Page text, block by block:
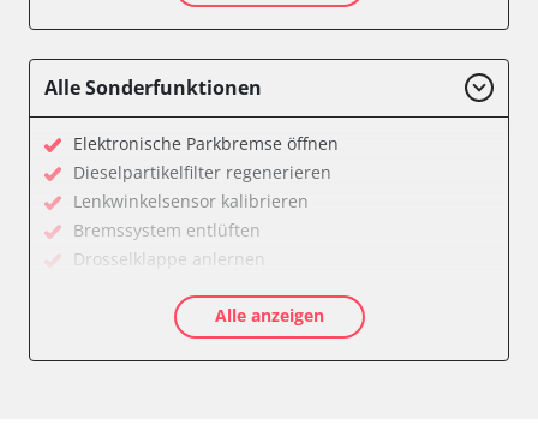
Karosseriesteuerung
Lichtsteuerung
Reifendruckkontrolle (RDK)
Servolenkung
Soundsystem
Wegfahrsperre
Zentralelektronik
Zentralelektronik vorne Beifahrer
Verfügbarkeit abhängig von Modell, Motorisierung, Ausstattung
und Konfiguration
Alle Sonderfunktionen
Elektronische Parkbremse öffnen
Dieselpartikelfilter regenerieren
Lenkwinkelsensor kalibrieren
Bremssystem entlüften
Drosselklappe anlernen
Kraftstofftank entleeren
Elektronische Parkbremse kalibrieren
Alle anzeigen